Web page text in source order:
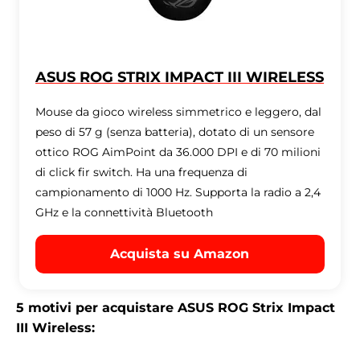
ASUS ROG STRIX IMPACT III WIRELESS
Mouse da gioco wireless simmetrico e leggero, dal
peso di 57 g (senza batteria), dotato di un sensore
ottico ROG AimPoint da 36.000 DPI e di 70 milioni
di click fir switch. Ha una frequenza di
campionamento di 1000 Hz. Supporta la radio a 2,4
GHz e la connettività Bluetooth
Acquista su Amazon
5 motivi per acquistare ASUS ROG Strix Impact
III Wireless: